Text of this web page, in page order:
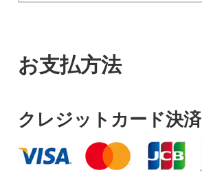
お支払方法
クレジットカード決済